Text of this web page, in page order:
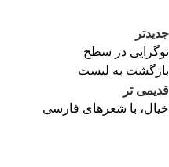
جدیدتر
نوگرایى در سطح
بازگشت به لیست
قدیمی تر
خیال، با شعرهای فارسی